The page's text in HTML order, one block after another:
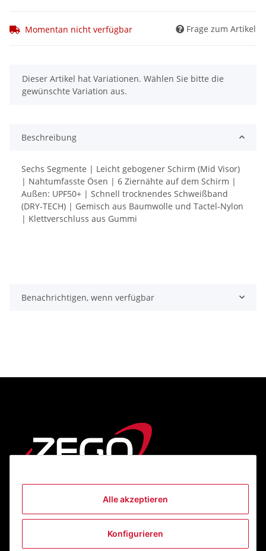
Alle akzeptieren
Konfigurieren
Momentan nicht verfügbar Frage zum Artikel
x
Dieser Artikel hat Variationen. Wählen Sie bitte die
gewünschte Variation aus.
Beschreibung
Sechs Segmente | Leicht gebogener Schirm (Mid Visor)
| Nahtumfasste Ösen | 6 Ziernähte auf dem Schirm |
Außen: UPF50+ | Schnell trocknendes Schweißband
(DRY-TECH) | Gemisch aus Baumwolle und Tactel-Nylon
| Klettverschluss aus Gummi
Benachrichtigen, wenn verfügbar
Informationen